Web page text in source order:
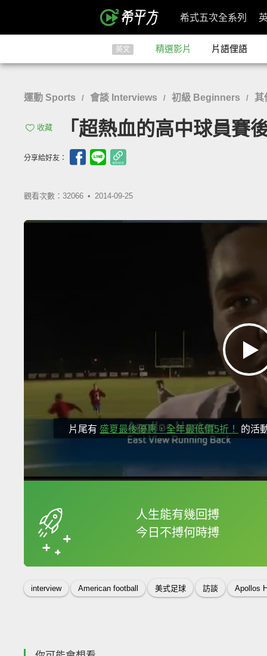
希式五次全系列
英文 精選影片 片語俚語
運動 Sports / 會談 Interviews / 初級 Beginners / 其
收藏 「超熱血的高中球員
分享給好友：
觀看次數：32066 • 2014-09-25
片尾有 盛夏最後優惠，全年最低價5折！ 的活
人生能有幾回搏
今日不搏何時搏
框選或點兩下字幕可
interview American football 美式足球 訪談 Apollos